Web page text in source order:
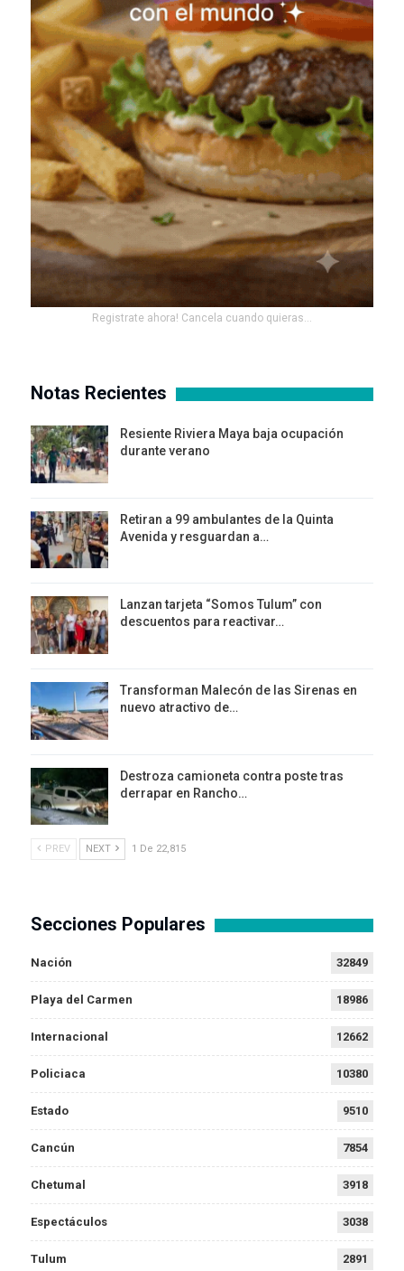
Registrate ahora! Cancela cuando quieras...
Notas Recientes
Resiente Riviera Maya baja ocupación
durante verano
Retiran a 99 ambulantes de la Quinta
Avenida y resguardan a…
Lanzan tarjeta “Somos Tulum” con
descuentos para reactivar…
Transforman Malecón de las Sirenas en
nuevo atractivo de…
Destroza camioneta contra poste tras
derrapar en Rancho…
PREV NEXT 1 De 22,815
Secciones Populares
Nación 32849
Playa del Carmen 18986
Internacional 12662
Policiaca 10380
Estado 9510
Cancún 7854
Chetumal 3918
Espectáculos 3038
Tulum 2891